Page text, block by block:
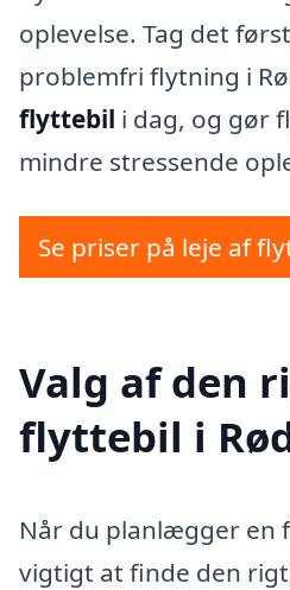
oplevelse. Tag det
problemfri flytning i
flyttebil i dag, og gør
mindre stressende
Se priser på leje af
Valg af den
flyttebil i
Når du planlægger en
vigtigt at finde den